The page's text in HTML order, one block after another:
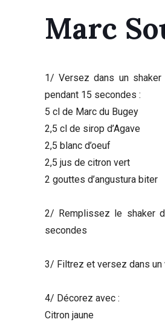
Marc
1/ Versez dans un
pendant 15 secondes :
5 cl de Marc du Bugey
2,5 cl de sirop d’Agave
2,5 blanc d’oeuf
2,5 jus de citron vert
2 gouttes d’angustura biter
2/ Remplissez le shaker
secondes
3/ Filtrez et versez dans un
4/ Décorez avec :
Citron jaune